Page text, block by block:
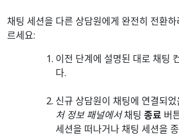
채팅 세션을 다른 상담원에게 완전히 전환
르세요:
이전 단계에 설명된 대로 채팅
다.
신규 상담원이 채팅에 연결되
처 정보 패널에서채팅종료 버
세션을 떠나거나 채팅 세션을